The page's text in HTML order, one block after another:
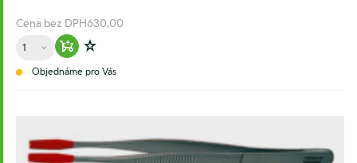
Cena bez DPH630,00
Množství
Warenkorb hinzufügen
Zur Wunschliste hinzufügen
Objednáme pro Vás